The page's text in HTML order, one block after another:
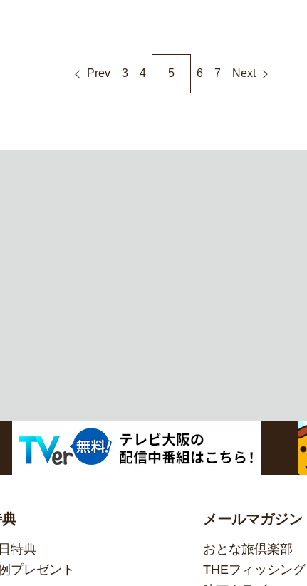
Prev 3 4 5 6 7 Next
特典
プレゼント
メールマガジン
おとな旅倶楽部
THEフィッシング